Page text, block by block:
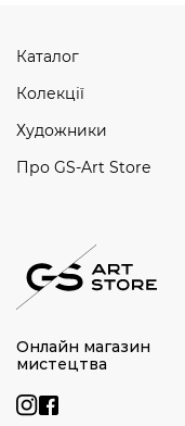
Онлайн магазин
мистецтва
Каталог
Колекції
Художники
Про GS-Art Store